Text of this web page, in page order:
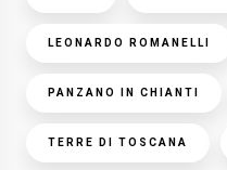
LEONARDO ROMANELLI
PANZANO IN CHIANTI
TERRE DI TOSCANA